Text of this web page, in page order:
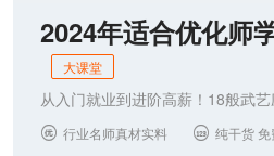
2024年适合优化师
大课堂
从入门就业到进阶高薪！18般武
 行业名师真材实料  纯干货 免